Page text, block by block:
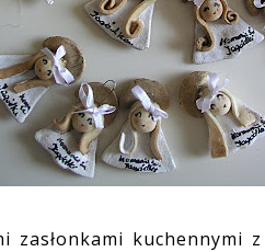
zasłonkami kuchennymi